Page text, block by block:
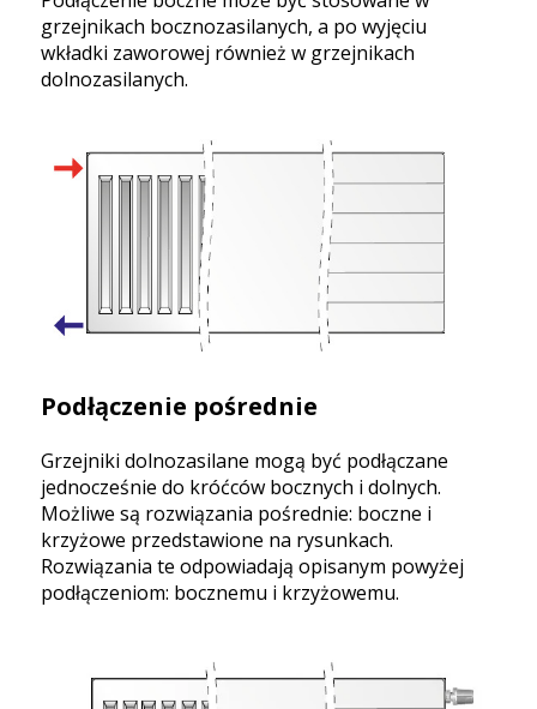
grzejnikach bocznozasilanych, a po wyjęciu
wkładki zaworowej również w grzejnikach
dolnozasilanych.
Podłączenie pośrednie
Grzejniki dolnozasilane mogą być podłączane
jednocześnie do króćców bocznych i dolnych.
Możliwe są rozwiązania pośrednie: boczne i
krzyżowe przedstawione na rysunkach.
Rozwiązania te odpowiadają opisanym powyżej
podłączeniom: bocznemu i krzyżowemu.